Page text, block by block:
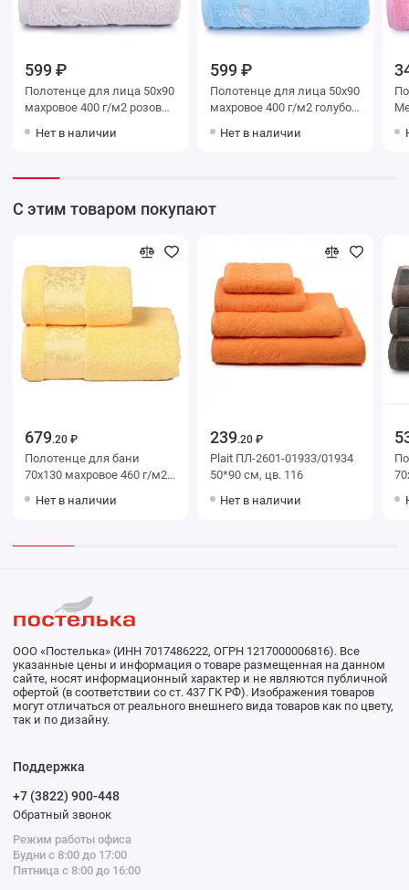
599 ₽
Полотенце для лица 50х90
махровое 400 г/м2 розовое
мануфактура Brilliance
Нет в наличии
599 ₽
Полотенце для лица 50х90
махровое 400 г/м2 голубое
мануфактура Brilliance
Нет в наличии
С этим товаром покупают
679.20 ₽
Полотенце для бани
70х130 махровое 460 г/м2
мануфактура Sfarzoso
Нет в наличии
239.20 ₽
Plait ПЛ-2601-01933/01934
50*90 см, цв. 116
Нет в наличии
70х130
ООО «Постелька» (ИНН 7017486222, ОГРН 1217000006816). Все
указанные цены и информация о товаре размещенная на данном
сайте, носят информационный характер и не являются публичной
офертой (в соответствии со ст. 437 ГК РФ). Изображения товаров
могут отличаться от реального внешнего вида товаров как по цвету,
так и по дизайну.
Поддержка
+7 (3822) 900-448
Обратный звонок
Режим работы офиса
Будни с 8:00 до 17:00
Пятница с 8:00 до 16:00